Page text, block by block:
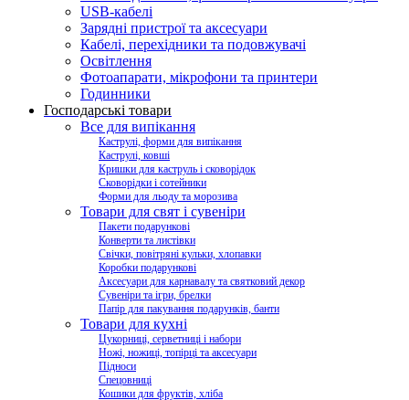
USB-кабелі
Зарядні пристрої та аксесуари
Кабелі, перехідники та подовжувачі
Освітлення
Фотоапарати, мікрофони та принтери
Годинники
Господарські товари
Все для випікання
Каструлі, форми для випікання
Каструлі, ковші
Кришки для каструль і сковорідок
Сковорідки і сотейники
Форми для льоду та морозива
Товари для свят і сувеніри
Пакети подарункові
Конверти та листівки
Свічки, повітряні кульки, хлопавки
Коробки подарункові
Аксесуари для карнавалу та святковий декор
Сувеніри та ігри, брелки
Папір для пакування подарунків, банти
Товари для кухні
Цукорниці, серветниці і набори
Ножі, ножиці, топірці та аксесуари
Підноси
Спецовниці
Кошики для фруктів, хліба